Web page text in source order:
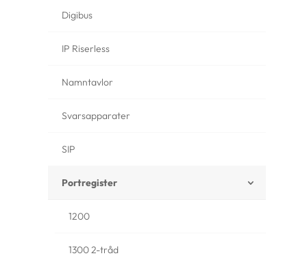
Digibus
IP Riserless
Namntavlor
Svarsapparater
SIP
Portregister
1200
1300 2-tråd